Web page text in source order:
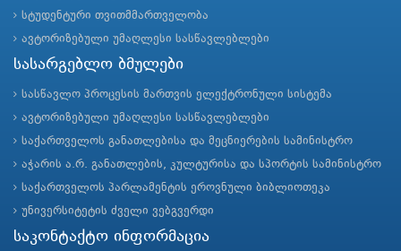
სტუდენტური თვითმმართველობა
ავტორიზებული უმაღლესი სასწავლებლები
სასარგებლო ბმულები
სასწავლო პროცესის მართვის ელექტრონული სისტემა
ავტორიზებული უმაღლესი სასწავლებლები
საქართველოს განათლებისა და მეცნიერების სამინისტრო
აჭარის ა.რ. განათლების, კულტურისა და სპორტის სამინისტრო
საქართველოს პარლამენტის ეროვნული ბიბლიოთეკა
უნივერსიტეტის ძველი ვებგვერდი
საკონტაქტო ინფორმაცია